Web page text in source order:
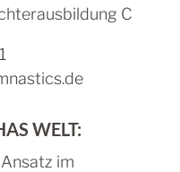
WELT:
im
C